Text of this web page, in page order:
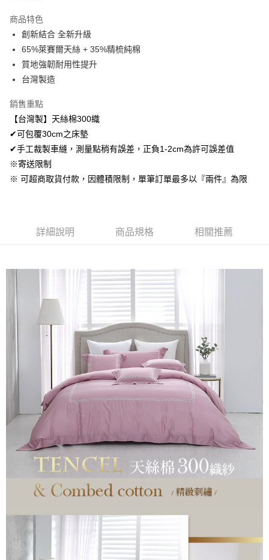
Apple Pay
悠遊付
Google Pay
AFTEE先享後付
相關說明
AFTEE先享後付是「在收到商品之後才付款」的支付方式。 讓您購物簡單
便利好安心！
１．簡單：不需註冊會員、不需綁卡、不需儲值。
２．便利：只要手機號碼，簡訊認證，即可結帳。
３．安心：先確認商品／服務後，再付款。
２．訂單成立數日內，您將收到繳費通知簡訊。
購買商品的店家。未經商家同意取消之訂單仍視為有效，需透過AFTEE先享
※ 交易是否成功請以「AFTEE先享後付 」之結帳頁面顯示為準，若有關於
是否繳費成功／繳費後需取消欲退款等相關疑問，請聯繫「AFTEE先享後付
客戶支援中心」 https://netprotections.freshdesk.com/support/home
１．透過由恩沛科技股份有限公司提供之「AFTEE先享後付」服務完成之交
易，需依本服務之必要範圍內提供個人資料，並將交易相關給付款項請求債
權轉讓予恩沛科技股份有限公司。
２．關於個人資料處理事宜，請瀏覽以下網址：
https://aftee.tw/terms/#terms3
３．未成年的使用者請事先徵得法定代理人或監護人之同意方可使用
「AFTEE先享後付」，若未經同意申辦者引起之損失，本公司不負相關責
４．使用「AFTEE先享後付」時，將依據個別帳號之用戶狀況，依本公司即
時審查核予不同之上限額度；若仍有額度不足之情形，本公司將視審查結果
請求用戶進行身份認證。
５．嚴禁一人註冊多個帳號或使用他人資訊註冊。若發現惡意使用之情形，
恩沛科技股份有限公司將有權停止該用戶之使用額度並採取法律行動。
ATM付款
運送方式
全家取貨付款
每筆NT$60，滿NT$499(含以上)免運費
付款後7-11取貨
每筆NT$60，滿NT$499(含以上)免運費
每筆NT$100，滿NT$499(含以上)免運費
離島宅配
每筆NT$100，滿NT$499(含以上)免運費
商品特色
創新結合 全新升級
65%萊賽爾天絲 + 35%精梳純棉
質地強韌耐用性提升
台灣製造
銷售重點
【台灣製】天絲棉300織
✔可包覆30cm之床墊
✔手工裁製車縫，測量點稍有誤差，正負1-2cm為許可誤差值
※寄送限制
※ 可超商取貨付款，因體積限制，單筆訂單最多以『兩件』為限
詳細說明 商品規格 相關推薦